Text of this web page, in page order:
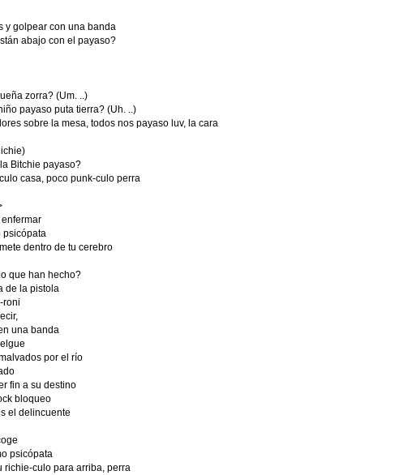
y golpear con una banda
abajo con el payaso?
zorra? (Um. ..)
payaso puta tierra? (Uh. ..)
sobre la mesa, todos nos payaso luv, la cara
Bitchie payaso?
casa, poco punk-culo perra
psicópata
dentro de tu cerebro
que han hecho?
de la pistola
roni
una banda
por el río
fin a su destino
bloqueo
el delincuente
psicópata
richie-culo para arriba, perra